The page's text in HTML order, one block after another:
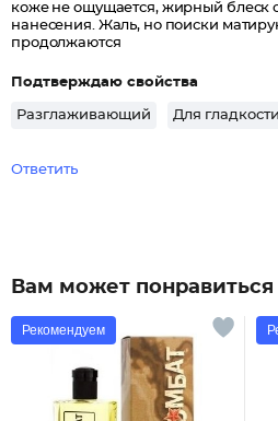
коже не ощущается, жирный блеск
нанесения. Жаль, но поиски
продолжаются
Подтверждаю свойства
Разглаживающий Для гладкости
Ответить
Вам может понравиться
Рекомендуем